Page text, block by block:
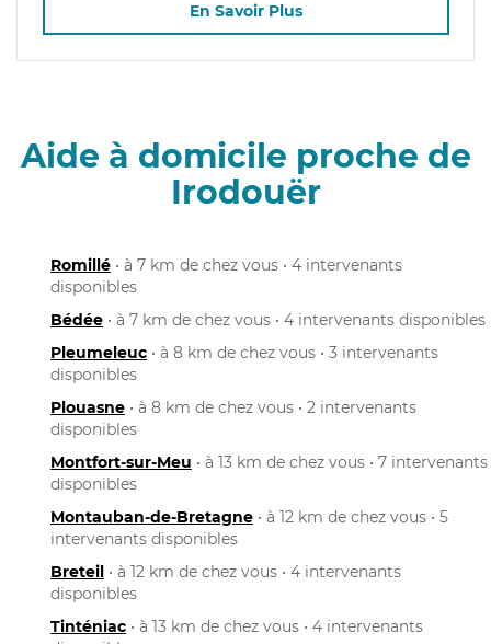
En Savoir Plus
Aide à domicile proche de
Irodouër
Romillé • à 7 km de chez vous • 4 intervenants
disponibles
Bédée • à 7 km de chez vous • 4 intervenants disponibles
Pleumeleuc • à 8 km de chez vous • 3 intervenants
disponibles
Plouasne • à 8 km de chez vous • 2 intervenants
disponibles
Montfort-sur-Meu • à 13 km de chez vous • 7 intervenants
disponibles
Montauban-de-Bretagne • à 12 km de chez vous • 5
intervenants disponibles
Breteil • à 12 km de chez vous • 4 intervenants
disponibles
Tinténiac • à 13 km de chez vous • 4 intervenants